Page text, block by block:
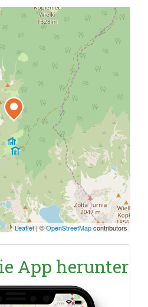
Leaflet|©OpenStreetMapcontributors
App herunter